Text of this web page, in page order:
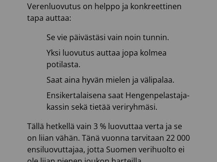
Verenluovutus on helppo ja konkreettinen
tapa auttaa:
Se vie päivästäsi vain noin tunnin.
Yksi luovutus auttaa jopa kolmea
potilasta.
Saat aina hyvän mielen ja välipalaa.
Ensikertalaisena saat Hengenpelastaja-
kassin sekä tietää veriryhmäsi.
Tällä hetkellä vain 3 % luovuttaa verta ja se
on liian vähän. Tänä vuonna tarvitaan 22 000
ensiluovuttajaa, jotta Suomen verihuolto ei